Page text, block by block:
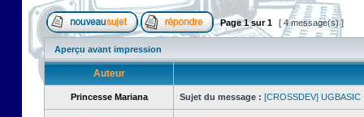
Page1sur1 [ 4 message(s) ]
Aperçu avant impression
Auteur
Princesse Mariana Sujet du message : [CROSSDEV] UGBASIC